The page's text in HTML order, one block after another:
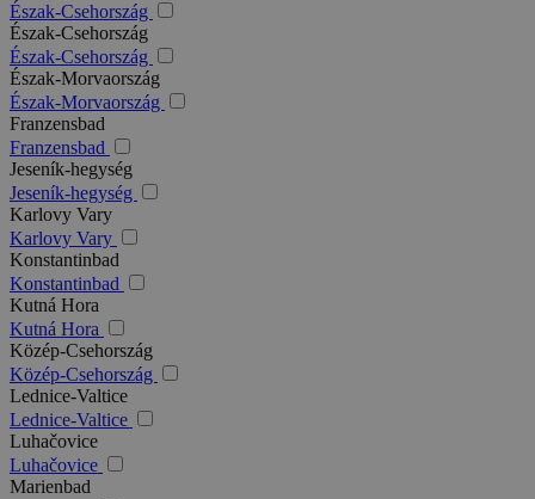
Észak-Csehország
Észak-Csehország
Észak-Csehország
Észak-Morvaország
Észak-Morvaország
Franzensbad
Franzensbad
Jeseník-hegység
Jeseník-hegység
Karlovy Vary
Karlovy Vary
Konstantinbad
Konstantinbad
Kutná Hora
Kutná Hora
Közép-Csehország
Közép-Csehország
Lednice-Valtice
Lednice-Valtice
Luhačovice
Luhačovice
Marienbad